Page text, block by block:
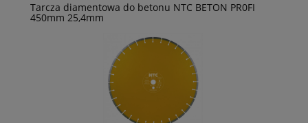
Tarcza diamentowa do betonu NTC BETON PR0FI
450mm 25,4mm